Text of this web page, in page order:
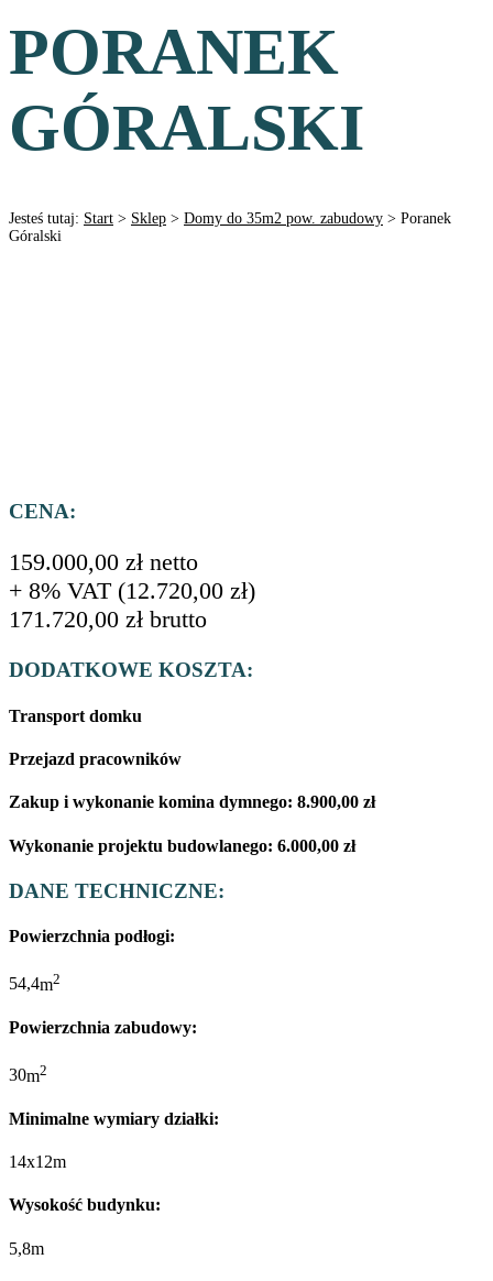
PORANEK
GÓRALSKI
Jesteś tutaj: Start > Sklep > Domy do 35m2 pow. zabudowy > Poranek
Góralski
CENA:
159.000,00 zł netto
+ 8% VAT (12.720,00 zł)
171.720,00 zł brutto
DODATKOWE KOSZTA:
Transport domku
Przejazd pracowników
Zakup i wykonanie komina dymnego: 8.900,00 zł
Wykonanie projektu budowlanego: 6.000,00 zł
DANE TECHNICZNE:
Powierzchnia podłogi:
54,4m2
Powierzchnia zabudowy:
30m2
Minimalne wymiary działki:
14x12m
Wysokość budynku:
5,8m